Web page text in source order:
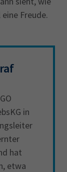
Freude.
in
hat
etwa